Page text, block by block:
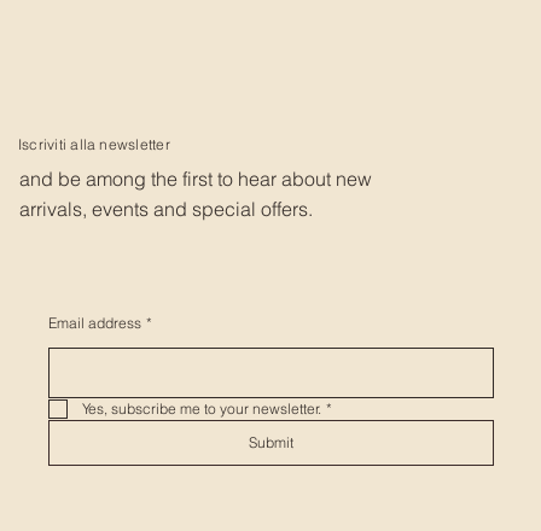
Iscriviti alla newsletter
and be among the first to hear about new
arrivals, events and special offers.
Email address *
Yes, subscribe me to your newsletter. *
Submit